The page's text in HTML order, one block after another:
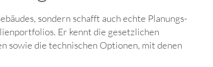
sondern schafft auch echte Planungs-
Er kennt die gesetzlichen
sowie die technischen Optionen, mit denen